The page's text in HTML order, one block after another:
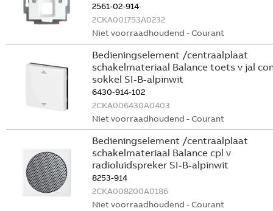
2561-02-914
2CKA001753A0232
Niet voorraadhoudend - Courant
Bedieningselement /centraalplaat
schakelmateriaal Balance toets v jal
sokkel SI-B-alpinwit
6430-914-102
2CKA006430A0403
Niet voorraadhoudend - Courant
Bedieningselement /centraalplaat
schakelmateriaal Balance cpl v
radioluidspreker SI-B-alpinwit
8253-914
2CKA008200A0186
Niet voorraadhoudend - Courant